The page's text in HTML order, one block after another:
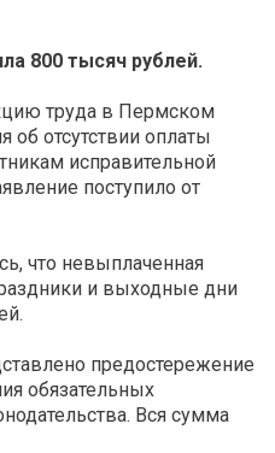
800 тысяч рублей.
труда в Пермском
об отсутствии оплаты
исправительной
поступило от
что невыплаченная
и выходные дни
предостережение
обязательных
Вся сумма